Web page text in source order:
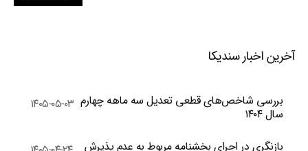
آخرین اخبار سندیکا
بررسی شاخص‌های قطعی تعدیل سه ماهه چهارم
سال ۱۴۰۴
۱۴۰۵-۰۵-۰۳
بازنگری در اجرای بخشنامه مربوط به عدم پذیرش